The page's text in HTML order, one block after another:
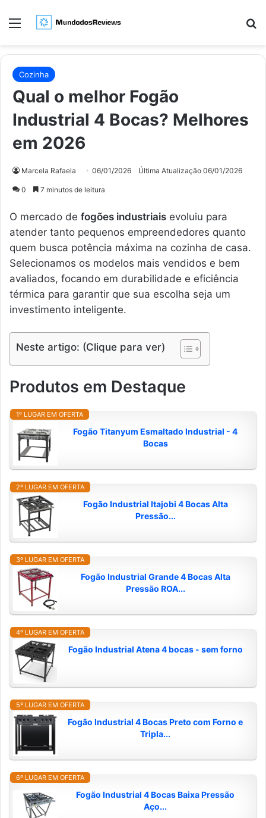
Menu
Cozinha
Qual o melhor Fogão
Industrial 4 Bocas? Melhores
em 2026
Marcela Rafaela 06/01/2026 Última Atualização 06/01/2026
0 7 minutos de leitura
O mercado de fogões industriais evoluiu para
atender tanto pequenos empreendedores quanto
quem busca potência máxima na cozinha de casa.
Selecionamos os modelos mais vendidos e bem
avaliados, focando em durabilidade e eficiência
térmica para garantir que sua escolha seja um
investimento inteligente.
Neste artigo: (Clique para ver)
Produtos em Destaque
1º LUGAR EM OFERTA
Fogão Titanyum Esmaltado Industrial - 4
Bocas
2º LUGAR EM OFERTA
Fogão Industrial Itajobi 4 Bocas Alta
Pressão...
3º LUGAR EM OFERTA
Fogão Industrial Grande 4 Bocas Alta
Pressão ROA...
4º LUGAR EM OFERTA
Fogão Industrial Atena 4 bocas - sem forno
5º LUGAR EM OFERTA
Fogão Industrial 4 Bocas Preto com Forno e
Tripla...
6º LUGAR EM OFERTA
Fogão Industrial 4 Bocas Baixa Pressão
Aço...